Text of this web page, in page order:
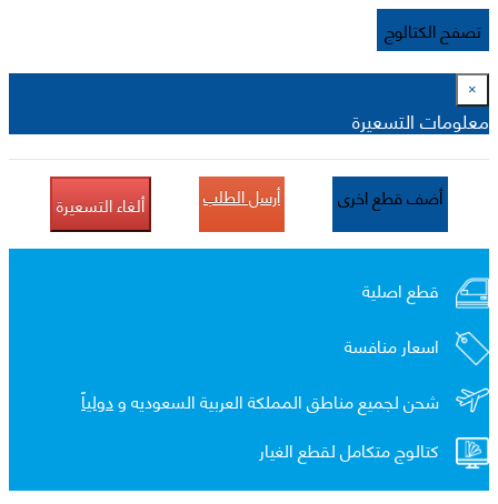
تصفح الكتالوج
×
معلومات التسعيرة
أضف قطع اخرى أرسل الطلب ألغاء التسعيرة
قطع اصلية
اسعار منافسة
شحن لجميع مناطق المملكة العربية السعوديه ودولياً
كتالوج متكامل لقطع الغيار